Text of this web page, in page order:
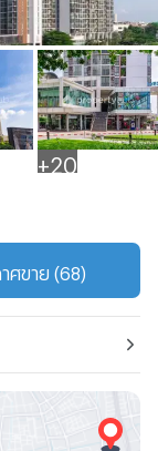
+ 20
ศขาย (68)